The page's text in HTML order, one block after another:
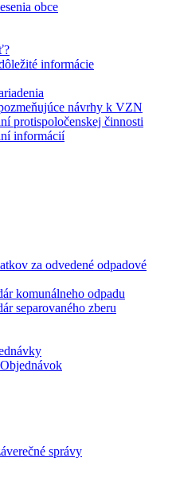
obce
informácie
návrhy k VZN
protispoločenskej činnosti
informácií
za odvedené odpadové
komunálneho odpadu
separovaného zberu
správy